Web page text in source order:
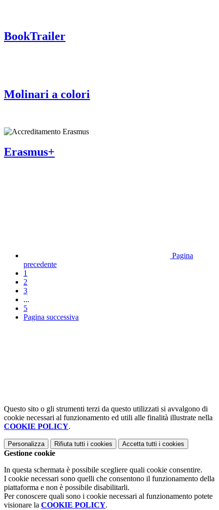
BookTrailer
Molinari a colori
Erasmus+
Pagina
precedente
1
2
3
...
5
Pagina successiva
Questo sito o gli strumenti terzi da questo utilizzati si avvalgono di
cookie necessari al funzionamento ed utili alle finalità illustrate nella
COOKIE POLICY.
Personalizza Rifiuta tutti i cookies Accetta tutti i cookies
Gestione cookie
In questa schermata è possibile scegliere quali cookie consentire.
I cookie necessari sono quelli che consentono il funzionamento della
piattaforma e non è possibile disabilitarli.
Per conoscere quali sono i cookie necessari al funzionamento potete
visionare la COOKIE POLICY.